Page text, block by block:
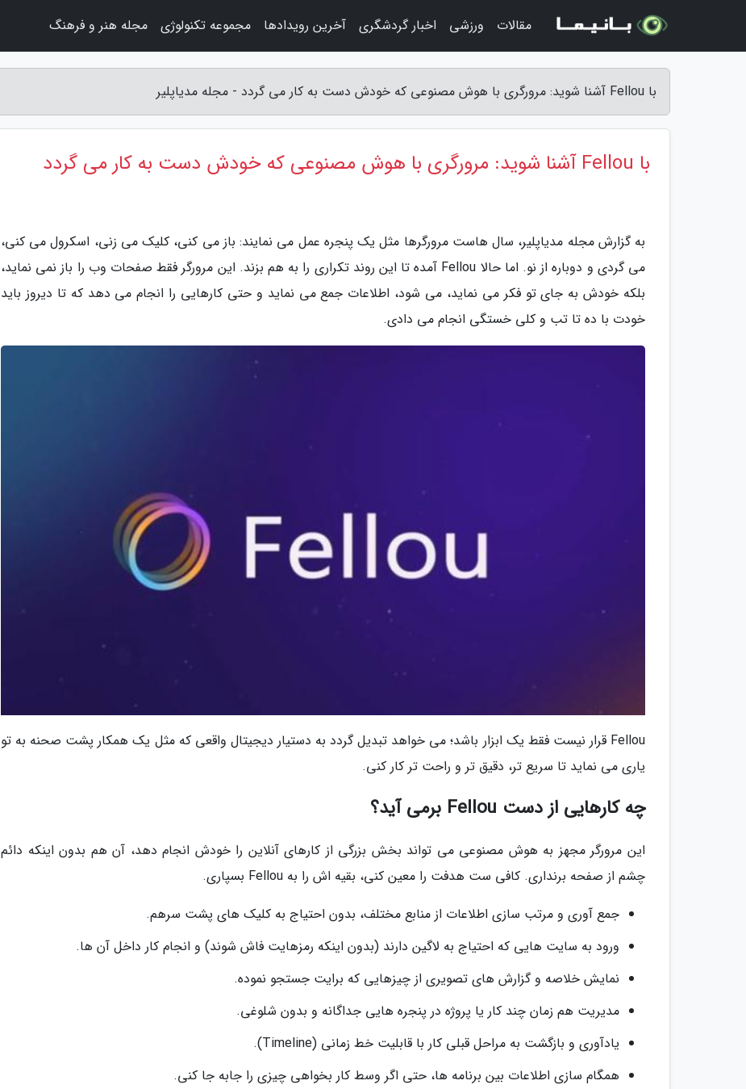
با Fellou آشنا شوید: مرورگری با هوش مصنوعی که خودش دست به کار می گردد - مجله مدیاپلیر
با Fellou آشنا شوید: مرورگری با هوش مصنوعی که خودش دست به کار می گردد
به گزارش مجله مدیاپلیر، سال هاست مرورگرها مثل یک پنجره عمل می نمایند: باز می کنی، کلیک می زنی، اسکرول می کنی،
می گردی و دوباره از نو. اما حالا Fellou آمده تا این روند تکراری را به هم بزند. این مرورگر فقط صفحات وب را باز نمی نماید،
بلکه خودش به جای تو فکر می نماید، می شود، اطلاعات جمع می نماید و حتی کارهایی را انجام می دهد که تا دیروز باید
خودت با ده تا تب و کلی خستگی انجام می دادی.
Fellou قرار نیست فقط یک ابزار باشد؛ می خواهد تبدیل گردد به دستیار دیجیتال واقعی که مثل یک همکار پشت صحنه به تو
یاری می نماید تا سریع تر، دقیق تر و راحت تر کار کنی.
چه کارهایی از دست Fellou برمی آید؟
این مرورگر مجهز به هوش مصنوعی می تواند بخش بزرگی از کارهای آنلاین را خودش انجام دهد، آن هم بدون اینکه دائم
چشم از صفحه برنداری. کافی ست هدفت را معین کنی، بقیه اش را به Fellou بسپاری.
جمع آوری و مرتب سازی اطلاعات از منابع مختلف، بدون احتیاج به کلیک های پشت سرهم.
ورود به سایت هایی که احتیاج به لاگین دارند (بدون اینکه رمزهایت فاش شوند) و انجام کار داخل آن ها.
نمایش خلاصه و گزارش های تصویری از چیزهایی که برایت جستجو نموده.
مدیریت هم زمان چند کار یا پروژه در پنجره هایی جداگانه و بدون شلوغی.
یادآوری و بازگشت به مراحل قبلی کار با قابلیت خط زمانی (Timeline).
همگام سازی اطلاعات بین برنامه ها، حتی اگر وسط کار بخواهی چیزی را جابه جا کنی.
مقالات ورزشی اخبار گردشگری آخرین رویدادها مجموعه تکنولوژی مجله هنر و فرهنگ